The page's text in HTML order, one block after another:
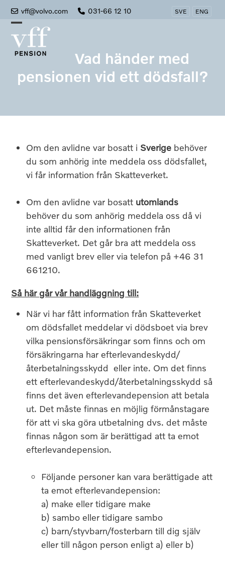
Skip
content
vff@volvo.com 031-66 12 10 SVE ENG
Open
mobile
Close
mobile
Vad händer med
pensionen vid ett dödsfall?
Om den avlidne var bosatt i Sverige behöver
du som anhörig inte meddela oss dödsfallet,
vi får information från Skatteverket.
Om den avlidne var bosatt utomlands
behöver du som anhörig meddela oss då vi
inte alltid får den informationen från
Skatteverket. Det går bra att meddela oss
med vanligt brev eller via telefon på +46 31
661210.
Så här går vår handläggning till:
När vi har fått information från Skatteverket
om dödsfallet meddelar vi dödsboet via brev
vilka pensionsförsäkringar som finns och om
försäkringarna har efterlevandeskydd/
återbetalningsskydd eller inte. Om det finns
ett efterlevandeskydd/återbetalningsskydd så
finns det även efterlevandepension att betala
ut. Det måste finnas en möjlig förmånstagare
för att vi ska göra utbetalning dvs. det måste
finnas någon som är berättigad att ta emot
efterlevandepension.
Följande personer kan vara berättigade att
ta emot efterlevandepension:
a) make eller tidigare make
b) sambo eller tidigare sambo
c) barn/styvbarn/fosterbarn till dig själv
eller till någon person enligt a) eller b)